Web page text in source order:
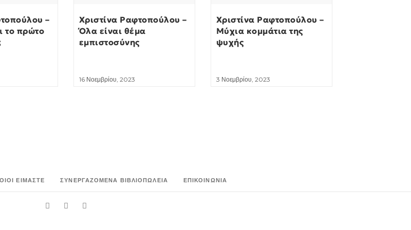
–
το πρώτο
Χριστίνα Ραφτοπούλου –
Όλα είναι θέμα
εμπιστοσύνης
16 Νοεμβρίου, 2023
Χριστίνα Ραφτοπούλου –
Μύχια κομμάτια της
ψυχής
3 Νοεμβρίου, 2023
ΕΊΜΑΣΤΕ ΣΥΝΕΡΓΑΖΌΜΕΝΑ ΒΙΒΛΙΟΠΩΛΕΊΑ ΕΠΙΚΟΙΝΩΝΊΑ